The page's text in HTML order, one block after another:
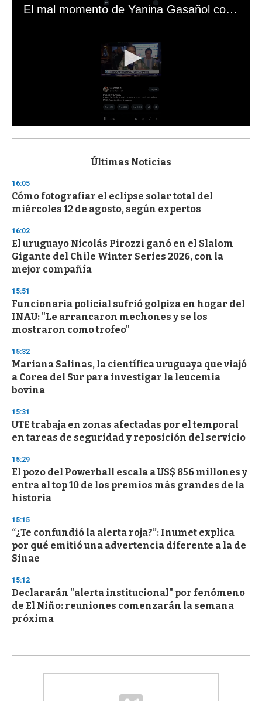
El mal momento de Yanina Gasañol con un hincha argentino en "Subrayado"
s
d
s
o
f
3
s
e
c
o
d
s
Últimas Noticias
16:05
Cómo fotografiar el eclipse solar total del
miércoles 12 de agosto, según expertos
16:02
El uruguayo Nicolás Pirozzi ganó en el Slalom
Gigante del Chile Winter Series 2026, con la
mejor compañía
15:51
Funcionaria policial sufrió golpiza en hogar del
INAU: "Le arrancaron mechones y se los
mostraron como trofeo"
15:32
Mariana Salinas, la científica uruguaya que viajó
a Corea del Sur para investigar la leucemia
bovina
15:31
UTE trabaja en zonas afectadas por el temporal
en tareas de seguridad y reposición del servicio
15:29
El pozo del Powerball escala a US$ 856 millones y
entra al top 10 de los premios más grandes de la
historia
15:15
“¿Te confundió la alerta roja?”: Inumet explica
por qué emitió una advertencia diferente a la de
Sinae
15:12
Declararán "alerta institucional" por fenómeno
de El Niño: reuniones comenzarán la semana
próxima